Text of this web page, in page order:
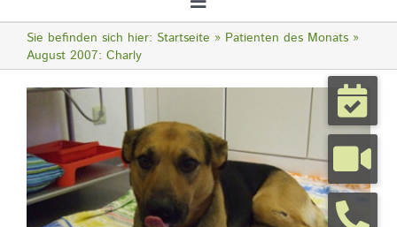
Toggle
Navigation
Startseite
Notfall
Tierarztpraxis
Sie befinden sich hier: Startseite
Patienten des Monats
August 2007: Charly
Zeige
grösseres
Bild